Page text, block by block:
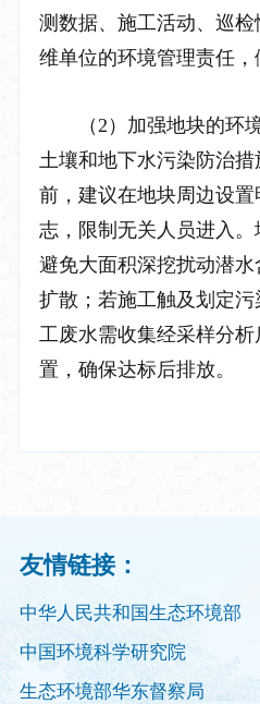
测数据、施工活动、巡
维单位的环境管理责任，
（ 2 ）加强地块的环
土壤和地下水污染防治
前，建议在地块周边设
志，限制无关人员进入。
避免大面积深挖扰动潜
扩散；若施工触及划定
工废水需收集经采样分
置，确保达标后排放。
友情链接：
中华人民共和国生态环境部
中国环境科学研究院
生态环境部华东督察局